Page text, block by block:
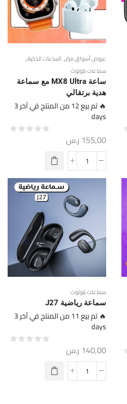
عروض أسواق مزار, الساعات الذكية,
سماعات بلوتوث
ساعة MX8 Ultra مع سماعة
هدية برتقالي
🔥 تم بيع 12 من المنتج في آخر 3
days
155,00 ر.س
سماعات بلوتوث
سماعة رياضية J27
🔥 تم بيع 11 من المنتج في آخر 3
days
140,00 ر.س